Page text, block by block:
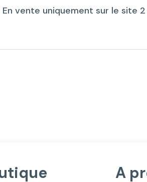
En vente uniquement sur le site
A